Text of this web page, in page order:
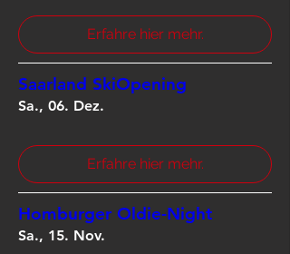
Erfahre hier mehr.
Saarland SkiOpening
Sa., 06. Dez.
Erfahre hier mehr.
Homburger Oldie-Night
Sa., 15. Nov.